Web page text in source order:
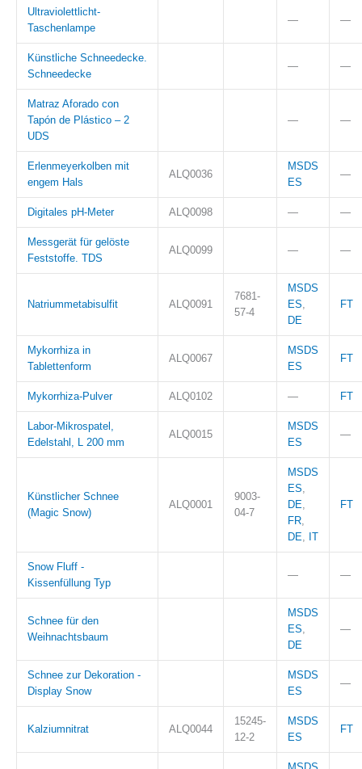
Ultraviolettlicht-
Taschenlampe
— —
Künstliche Schneedecke.
Schneedecke
— —
Matraz Aforado con
Tapón de Plástico – 2
UDS
— —
Erlenmeyerkolben mit
engem Hals
ALQ0036
MSDS
ES
—
Digitales pH-Meter ALQ0098 — —
Messgerät für gelöste
Feststoffe. TDS
ALQ0099 — —
Natriummetabisulfit ALQ0091
7681-
57-4
MSDS
ES,
DE
FT
Mykorrhiza in
Tablettenform
ALQ0067
MSDS
ES
FT
Mykorrhiza-Pulver ALQ0102 — FT
Labor-Mikrospatel,
Edelstahl, L 200 mm
ALQ0015
MSDS
ES
—
Künstlicher Schnee
(Magic Snow)
ALQ0001
9003-
04-7
MSDS
ES,
DE,
FR,
DE, IT
FT
Snow Fluff -
Kissenfüllung Typ
— —
Schnee für den
Weihnachtsbaum
MSDS
ES,
DE
—
Schnee zur Dekoration -
Display Snow
MSDS
ES
—
Kalziumnitrat ALQ0044
15245-
12-2
MSDS
ES
FT